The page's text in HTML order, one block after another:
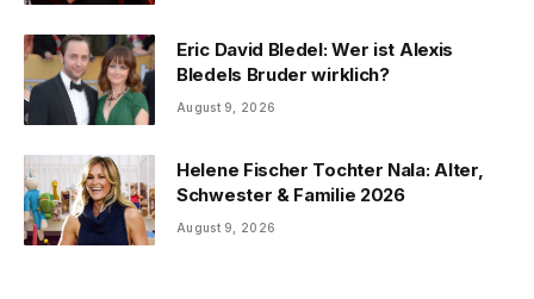
Eric David Bledel: Wer ist Alexis
Bledels Bruder wirklich?
August 9, 2026
Helene Fischer Tochter Nala: Alter,
Schwester & Familie 2026
August 9, 2026